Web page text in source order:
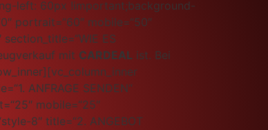
left: 60px !important;background-
portrait=“60″ mobile=“50″
ES
mit CARDEAL ist. Bei
ANFRAGE SENDEN“
mobile=“25″
8″ title=“2. ANGEBOT